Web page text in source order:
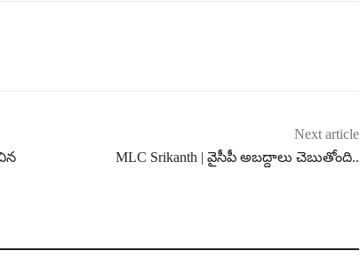
Next article
MLC Srikanth | వైసీపీ అబద్దాలు చెబుతోంది..